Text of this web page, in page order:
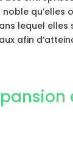
lequel elles
afin